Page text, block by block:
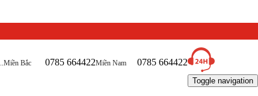
Miền Bắc 0785 664422Miền Nam 0785 664422
Toggle navigation